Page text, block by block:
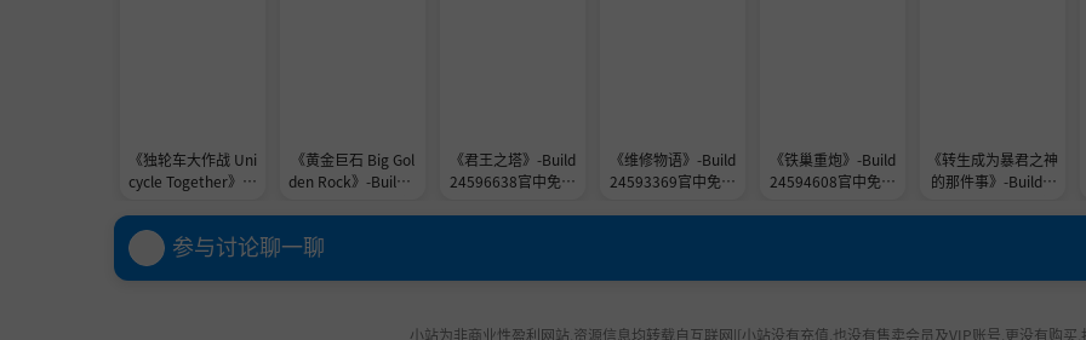
《独轮车大作战 Uni
cycle Together》-B
免安装-简中2.3GB
《黄金巨石 Big Gol
den Rock》-Build 2
《君王之塔》-Build
24596638官中免安
《维修物语》-Build
24593369官中免安
《铁巢重炮》-Build
24594608官中免安
《转生成为暴君之神
的那件事》-Build 2
参与讨论聊一聊
小站为非商业性盈利网站,资源信息均转载自互联网|[小站没有充值.也没有售卖会员及VIP账号.更没有购买